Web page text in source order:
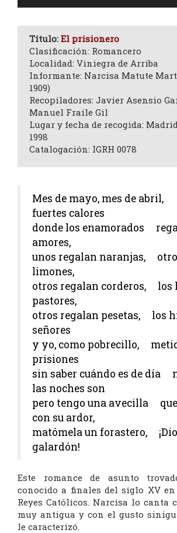
Título: El prisionero
Clasificación: Romancero
Localidad: Viniegra de Arriba
Informante: Narcisa Matute
1909)
Recopiladores: Javier Asensio
Manuel Fraile Gil
Lugar y fecha de recogida:
1998
Catalogación: IGRH 0078
Mes de mayo, mes de abril,
fuertes calores
donde los enamorados
amores,
unos regalan naranjas,
limones,
otros regalan corderos, los
pastores,
otros regalan pesetas, los
señores
y yo, como pobrecillo,
prisiones
sin saber cuándo es de día
las noches son
pero tengo una avecilla
con su ardor,
matómela un forastero,
galardón!
Este romance de asunto
conocido a finales del siglo XV
Reyes Católicos. Narcisa lo canta
muy antigua y con el gusto
le caracterizó.